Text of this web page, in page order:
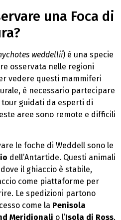
una Foca di
weddellii) è una specie
osservata nelle regioni
vedere questi mammiferi
è necessario partecipare
guidati da esperti di
aree sono remote e difficili
le foche di Weddell sono le
dell’Antartide. Questi animali
il ghiaccio è stabile,
come piattaforme per
Le spedizioni partono
come la Penisola
Meridionali o l’Isola di Ross.